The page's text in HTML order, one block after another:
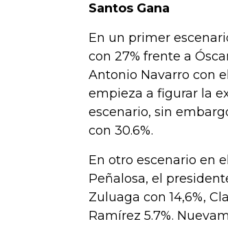
Santos Gana
En un primer
con 27% frente a
Antonio Navarro con
empieza a figurar la
escenario, sin
con 30.6%.
En otro escenario en
Peñalosa, el
Zuluaga con 14,6%,
Ramírez 5.7%.